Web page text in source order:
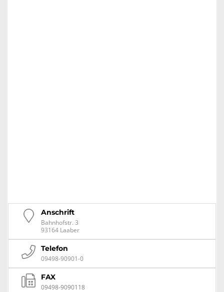
Anschrift
Bahnhofstr. 3
93164 Laaber
Telefon
09498-90901-0
FAX
09498-9090118